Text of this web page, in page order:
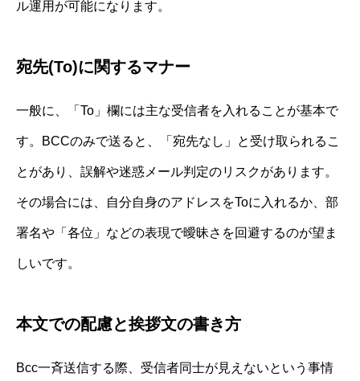
ル運用が可能になります。
宛先(To)に関するマナー
一般に、「To」欄には主な受信者を入れることが基本で
す。BCCのみで送ると、「宛先なし」と受け取られるこ
とがあり、誤解や迷惑メール判定のリスクがあります。
その場合には、自分自身のアドレスをToに入れるか、部
署名や「各位」などの表現で曖昧さを回避するのが望ま
しいです。
本文での配慮と挨拶文の書き方
Bcc一斉送信する際、受信者同士が見えないという事情